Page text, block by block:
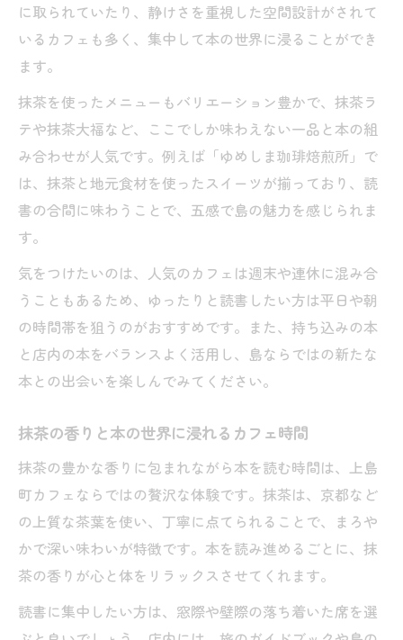
に取られていたり、静けさを重視した空間設計がされて
いるカフェも多く、集中して本の世界に浸ることができ
ます。
抹茶を使ったメニューもバリエーション豊かで、抹茶ラ
テや抹茶大福など、ここでしか味わえない一品と本の組
み合わせが人気です。例えば「ゆめしま珈琲焙煎所」で
は、抹茶と地元食材を使ったスイーツが揃っており、読
書の合間に味わうことで、五感で島の魅力を感じられま
す。
気をつけたいのは、人気のカフェは週末や連休に混み合
うこともあるため、ゆったりと読書したい方は平日や朝
の時間帯を狙うのがおすすめです。また、持ち込みの本
と店内の本をバランスよく活用し、島ならではの新たな
本との出会いを楽しんでみてください。
抹茶の香りと本の世界に浸れるカフェ時間
抹茶の豊かな香りに包まれながら本を読む時間は、上島
町カフェならではの贅沢な体験です。抹茶は、京都など
の上質な茶葉を使い、丁寧に点てられることで、まろや
かで深い味わいが特徴です。本を読み進めるごとに、抹
茶の香りが心と体をリラックスさせてくれます。
読書に集中したい方は、窓際や壁際の落ち着いた席を選